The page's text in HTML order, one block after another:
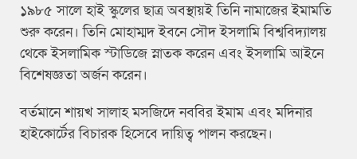
১৯৮৫ সালে হাই স্কুলের ছাত্র অবস্থায়ই তিনি নামাজের ইমামতি
শুরু করেন। তিনি মোহাম্মদ ইবনে সৌদ ইসলামি বিশ্ববিদ্যালয়
থেকে ইসলামিক স্টাডিজে স্নাতক করেন এবং ইসলামি আইনে
বিশেষজ্ঞতা অর্জন করেন।
বর্তমানে শায়খ সালাহ মসজিদে নববির ইমাম এবং মদিনার
হাইকোর্টের বিচারক হিসেবে দায়িত্ব পালন করছেন।